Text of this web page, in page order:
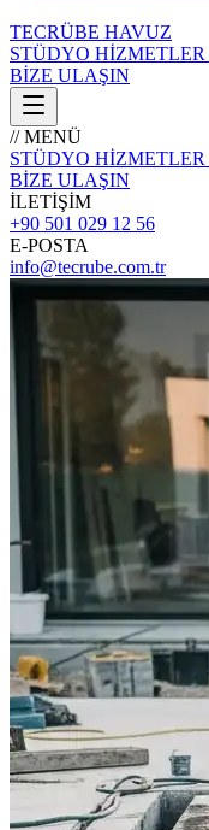
TECRÜBE HAVUZ
STÜDYO HİZMETLER
BİZE ULAŞIN
// MENÜ
STÜDYO HİZMETLER
BİZE ULAŞIN
İLETİŞİM
+90 501 029 12 56
E-POSTA
info@tecrube.com.tr